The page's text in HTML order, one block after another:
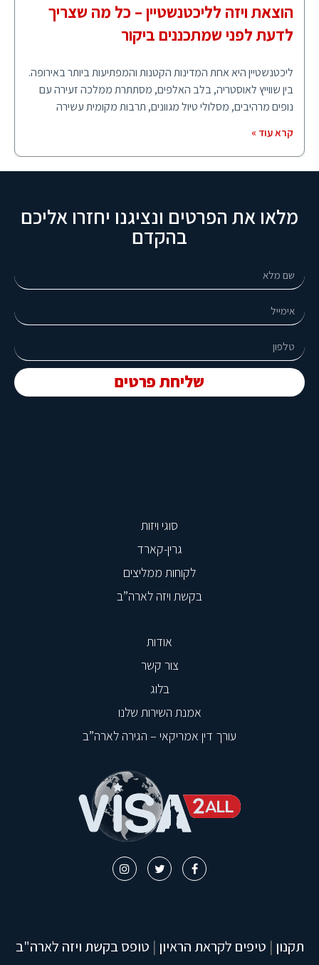
הוצאת ויזה לליכטנשטיין – כל מה שצריך
לדעת לפני שמתכננים ביקור
ליכטנשטיין היא אחת המדינות הקטנות והמפתיעות ביותר באירופה.
בין שווייץ לאוסטריה, בלב האלפים, מסתתרת ממלכה זעירה עם
נופים מרהיבים, מסלולי טיול מגוונים, תרבות מקומית עשירה
קרא עוד »
מלאו את הפרטים ונציגנו יחזרו אליכם
בהקדם
שליחת פרטים
סוגי ויזות
גרין-קארד
לקוחות ממליצים
בקשת ויזה לארה”ב
אודות
צור קשר
בלוג
אמנת השירות שלנו
עורך דין אמריקאי – הגירה לארה”ב
תקנון | טיפים לקראת הראיון | טופס בקשת ויזה לארה"ב